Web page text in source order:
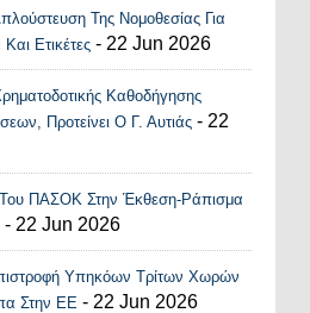
Recent Posts Widget
Της Νομοθεσίας Για
Ετικέτες - 22 Jun 2026
Καθοδήγησης
Προτείνει Ο Γ. Αυτιάς - 22
Του ΠΑΣΟΚ Στην Έκθεση-Ράπισμα
- 22 Jun 2026
Υπηκόων Τρίτων Χωρών
Στην ΕΕ - 22 Jun 2026